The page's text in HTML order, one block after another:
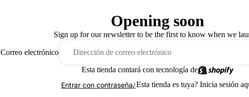
Opening soon
Sign up for our newsletter to be the first to know when we
Correo electrónico
Esta tienda contará con tecnología de
Entrar con contraseña¿Esta tienda es tuya? Inicia sesión